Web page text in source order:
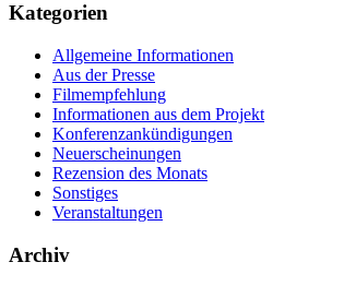
Kategorien
Allgemeine Informationen
Aus der Presse
Filmempfehlung
Informationen aus dem Projekt
Konferenzankündigungen
Neuerscheinungen
Rezension des Monats
Sonstiges
Veranstaltungen
Archiv